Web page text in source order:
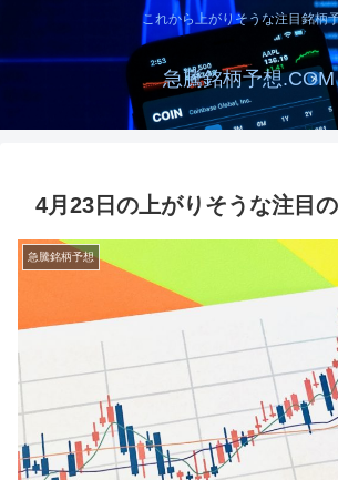
これから上がりそうな注目銘柄
急騰銘柄予想.COM
4月23日の上がりそうな注目
急騰銘柄予想